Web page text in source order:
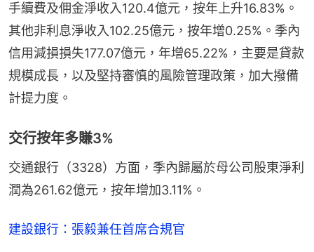
手續費及佣金淨收入120.4億元，按年上升16.83%。
其他非利息淨收入102.25億元，按年增0.25%。季內
信用減損損失177.07億元，年增65.22%，主要是貸款
規模成長，以及堅持審慎的風險管理政策，加大撥備
計提力度。
交行按年多賺3%
交通銀行（3328）方面，季內歸屬於母公司股東淨利
潤為261.62億元，按年增加3.11%。
建設銀行：張毅兼任首席合規官